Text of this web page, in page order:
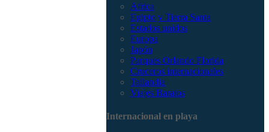
Africa
Egipto y Tierra Santa
Estados unidos
Europa
Japón
Parques Orlando Florida
Cruceros internacionales
Tailandia
Viajes Baratos
Internacional en playa